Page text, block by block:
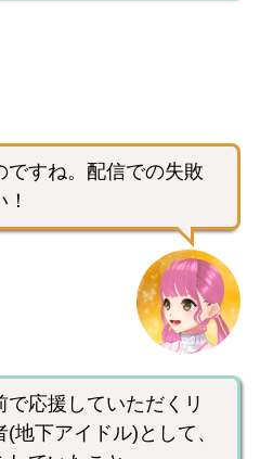
ですね。配信での失敗
応援していただくリ
地下アイドル)として、